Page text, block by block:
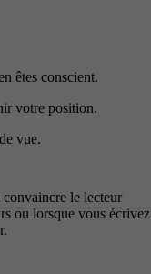
êtes conscient.
votre position.
vue.
le lecteur
ou lorsque vous écrivez